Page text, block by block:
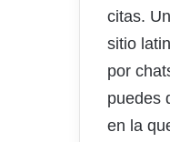
citas.
sitio
por
puedes
en la